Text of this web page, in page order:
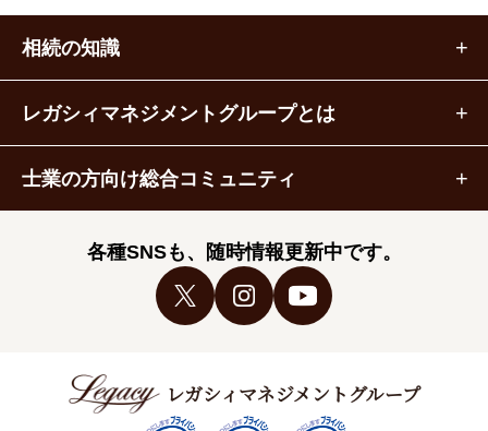
相続の知識
レガシィマネジメントグループとは
士業の方向け総合コミュニティ
各種SNSも、随時情報更新中です。
レガシィマネジメントグループ